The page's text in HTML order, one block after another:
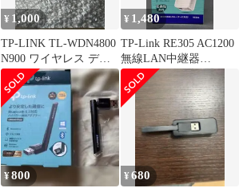
¥ 1,000
TP-LINK TL-WDN4800
N900 ワイヤレス デュ
アル バンド
¥ 1,480
TP-Link RE305 AC1200
無線LAN中継器
**4421236
1210002613910
¥800 ¥680